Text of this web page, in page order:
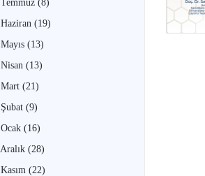
(8)
(19)
(13)
(13)
(21)
(9)
(16)
(28)
(22)